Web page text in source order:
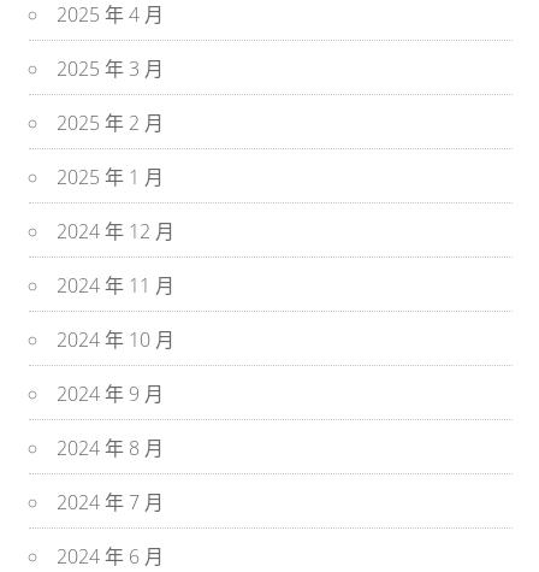
2025 年 4 月
2025 年 3 月
2025 年 2 月
2025 年 1 月
2024 年 12 月
2024 年 11 月
2024 年 10 月
2024 年 9 月
2024 年 8 月
2024 年 7 月
2024 年 6 月